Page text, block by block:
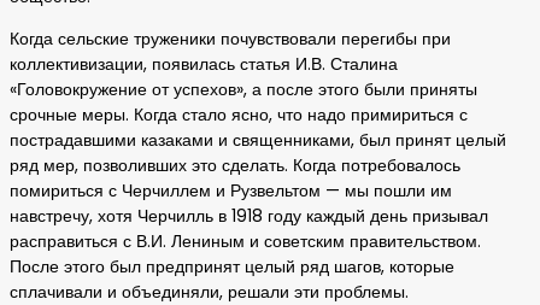
Когда сельские труженики почувствовали перегибы при
коллективизации, появилась статья И.В. Сталина
«Головокружение от успехов», а после этого были приняты
срочные меры. Когда стало ясно, что надо примириться с
пострадавшими казаками и священниками, был принят целый
ряд мер, позволивших это сделать. Когда потребовалось
помириться с Черчиллем и Рузвельтом — мы пошли им
навстречу, хотя Черчилль в 1918 году каждый день призывал
расправиться с В.И. Лениным и советским правительством.
После этого был предпринят целый ряд шагов, которые
сплачивали и объединяли, решали эти проблемы.